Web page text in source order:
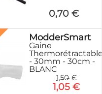
0,70 €
ModderSmart
Gaine
Thermorétractable
- 30mm - 30cm -
BLANC
1,50 €
1,05 €